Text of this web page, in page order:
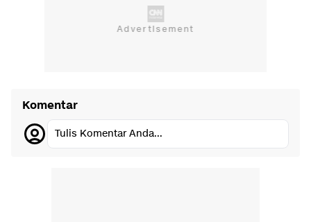
Komentar
Tulis Komentar Anda...